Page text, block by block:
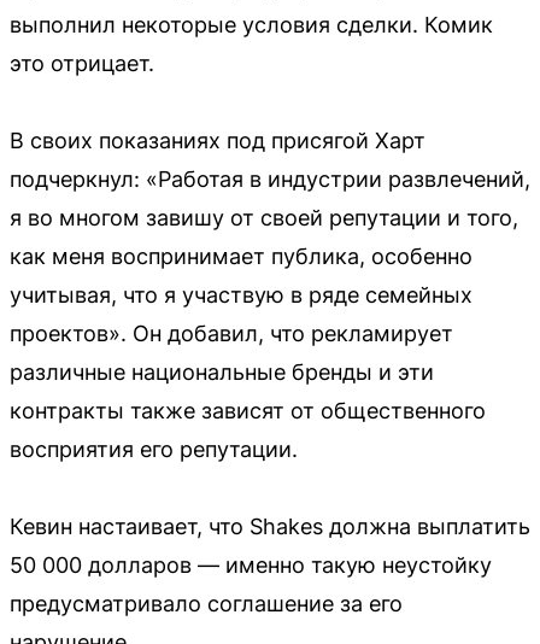
выполнил некоторые условия сделки. Комик
это отрицает.
В своих показаниях под присягой Харт
подчеркнул: «Работая в индустрии развлечений,
я во многом завишу от своей репутации и того,
как меня воспринимает публика, особенно
учитывая, что я участвую в ряде семейных
проектов». Он добавил, что рекламирует
различные национальные бренды и эти
контракты также зависят от общественного
восприятия его репутации.
Кевин настаивает, что Shakes должна выплатить
50 000 долларов — именно такую неустойку
предусматривало соглашение за его